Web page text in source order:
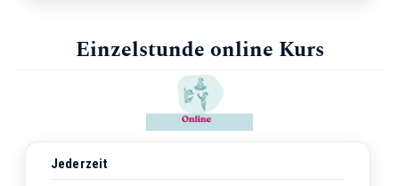
Einzelstunde online Kurs
Jederzeit